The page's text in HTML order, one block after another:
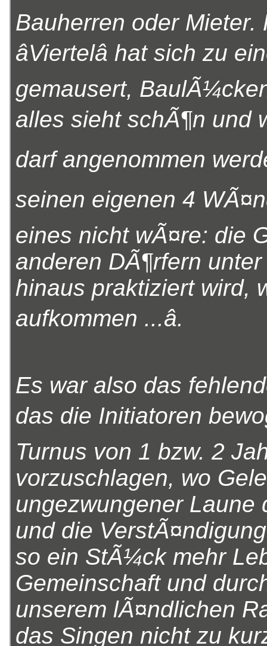
Bauherren oder
âViertelâ hat sich zu
gemausert,
alles sieht schÃ¶n und
darf angenommen
seinen eigenen 4
eines nicht wÃ¤re: die
anderen DÃ¶rfern
hinaus praktiziert wird,
aufkommen ...â.
Es war also das
das die Initiatoren
Turnus von 1 bzw. 2
vorzuschlagen, wo
ungezwungener Laune
und die
so ein StÃ¼ck mehr
Gemeinschaft und
unserem lÃ¤ndlichen
das Singen nicht zu